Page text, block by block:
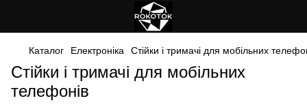
Каталог Електроніка Стійки і тримачі для мобільних
Стійки і тримачі для мобільних
телефонів